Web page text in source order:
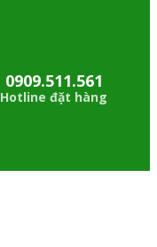
0909.511.561
Hotline đặt hàng